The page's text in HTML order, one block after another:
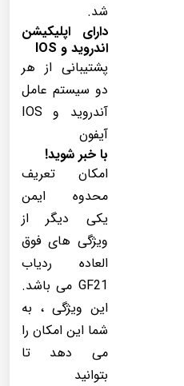
شد.
دارای اپلیکیشن
اندروید و IOS
پشتیبانی از هر
دو سیستم عامل
آندروید و IOS
آیفون
با خبر شوید!
امکان تعریف
محدوه ایمن
یکی دیگر از
ویژگی های فوق
العاده ردیاب
GF21 می باشد.
این ویژگی ، به
شما این امکان را
می دهد تا
بتوانید